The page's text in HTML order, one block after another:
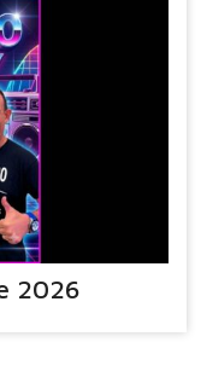
2026